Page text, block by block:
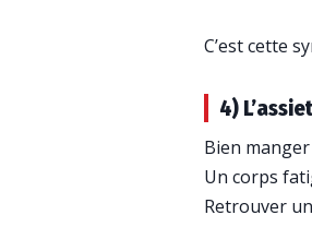
C’est cette
4)
Bien
Un corps
Retrouver